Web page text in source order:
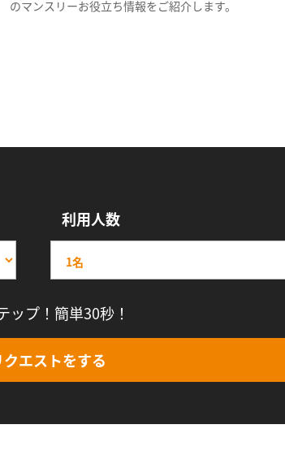
のマンスリーお役立ち情報をご紹介します。
利用人数
ップ！簡単30秒！
エストをする